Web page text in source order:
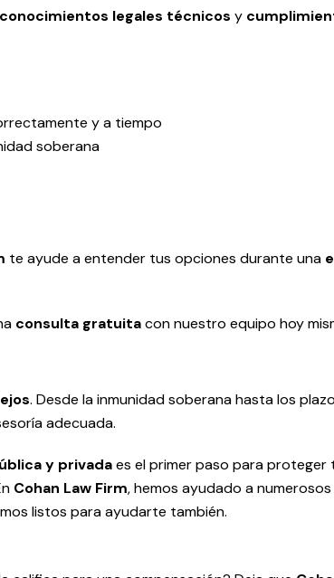
conocimientos legales técnicos y
y a tiempo
soberana
te ayude a entender tus opciones durante una
consulta gratuitacon nuestro equipo hoy
. Desde la inmunidad soberana hasta los
adecuada.
y privadaes el primer paso para proteger
Cohan Law Firm, hemos ayudado a
listos para ayudarte también.